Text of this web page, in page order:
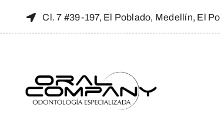
Cl. 7 #39-197, El Poblado, Medellín, El